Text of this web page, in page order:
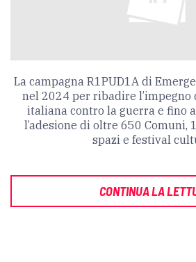
La campagna R1PUD1A di
nel 2024 per ribadire l’impegno
italiana contro la guerra e fino
l’adesione di oltre 650 Comuni,
spazi e festival
CONTINUA LA